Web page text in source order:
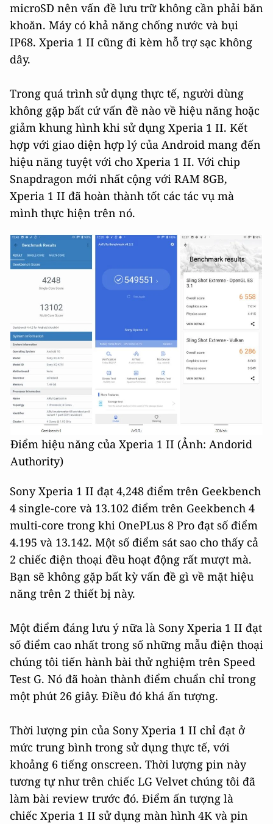
microSD nên vấn đề lưu trữ không cần phải băn
khoăn. Máy có khả năng chống nước và bụi
IP68. Xperia 1 II cũng đi kèm hỗ trợ sạc không
dây.
Trong quá trình sử dụng thực tế, người dùng
không gặp bất cứ vấn đề nào về hiệu năng hoặc
giảm khung hình khi sử dụng Xperia 1 II. Kết
hợp với giao diện hợp lý của Android mang đến
hiệu năng tuyệt với cho Xperia 1 II. Với chip
Snapdragon mới nhất cộng với RAM 8GB,
Xperia 1 II đã hoàn thành tốt các tác vụ mà
mình thực hiện trên nó.
Điểm hiệu năng của Xperia 1 II (Ảnh: Andorid
Authority)
Sony Xperia 1 II đạt 4,248 điểm trên Geekbench
4 single-core và 13.102 điểm trên Geekbench 4
multi-core trong khi OnePLus 8 Pro đạt số điểm
4.195 và 13.142. Một số điểm sát sao cho thấy cả
2 chiếc điện thoại đều hoạt động rất mượt mà.
Bạn sẽ không gặp bất kỳ vấn đề gì về mặt hiệu
năng trên 2 thiết bị này.
Một điểm đáng lưu ý nữa là Sony Xperia 1 II đạt
số điểm cao nhất trong số những mẫu điện thoại
chúng tôi tiến hành bài thử nghiệm trên Speed
Test G. Nó đã hoàn thành điểm chuẩn chỉ trong
một phút 26 giây. Điều đó khá ấn tượng.
Thời lượng pin của Sony Xperia 1 II chỉ đạt ở
mức trung bình trong sử dụng thực tế, với
khoảng 6 tiếng onscreen. Thời lượng pin này
tương tự như trên chiếc LG Velvet chúng tôi đã
làm bài review trước đó. Điểm ấn tượng là
chiếc Xperia 1 II sử dụng màn hình 4K và pin